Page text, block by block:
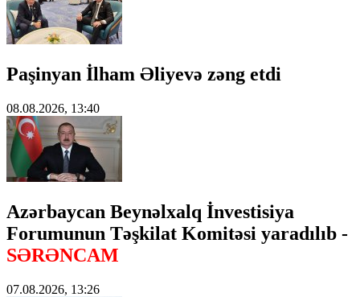
Paşinyan İlham Əliyevə zəng etdi
08.08.2026, 13:40
Azərbaycan Beynəlxalq İnvestisiya
Forumunun Təşkilat Komitəsi yaradılıb -
SƏRƏNCAM
07.08.2026, 13:26